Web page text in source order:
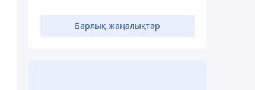
Барлық жаңалықтар